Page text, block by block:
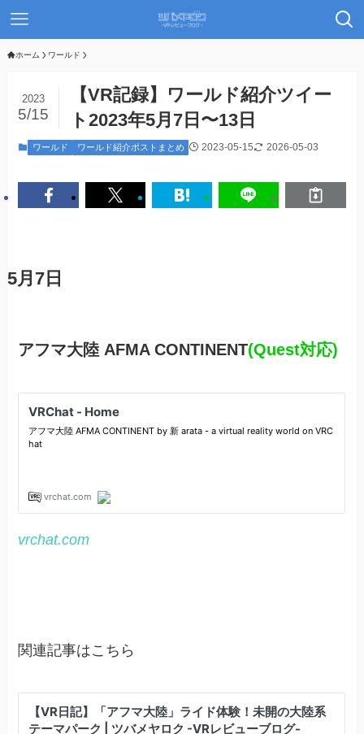
ホーム ワールド
【VR記録】ワールド紹介ツイー
ト2023年5月7日〜13日
2023
5/15
ワールド ワールド紹介ポストまとめ 2023-05-15 2026-05-03
5月7日
アフマ大陸 AFMA CONTINENT(Quest対応)
vrchat.com
関連記事はこちら